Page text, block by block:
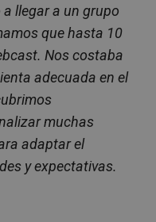
llegar a un grupo
que hasta 10
Nos costaba
adecuada en el
muchas
adaptar el
y expectativas.